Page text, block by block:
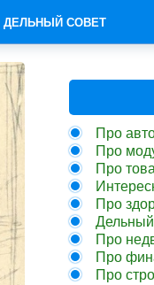
ДЕЛЬНЫЙ СОВЕТ
Про
Про
Про
Про
Про
Про
Про